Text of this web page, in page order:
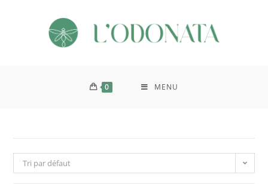
0 MENU
Tri par défaut